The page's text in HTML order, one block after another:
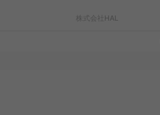
株式会社HAL